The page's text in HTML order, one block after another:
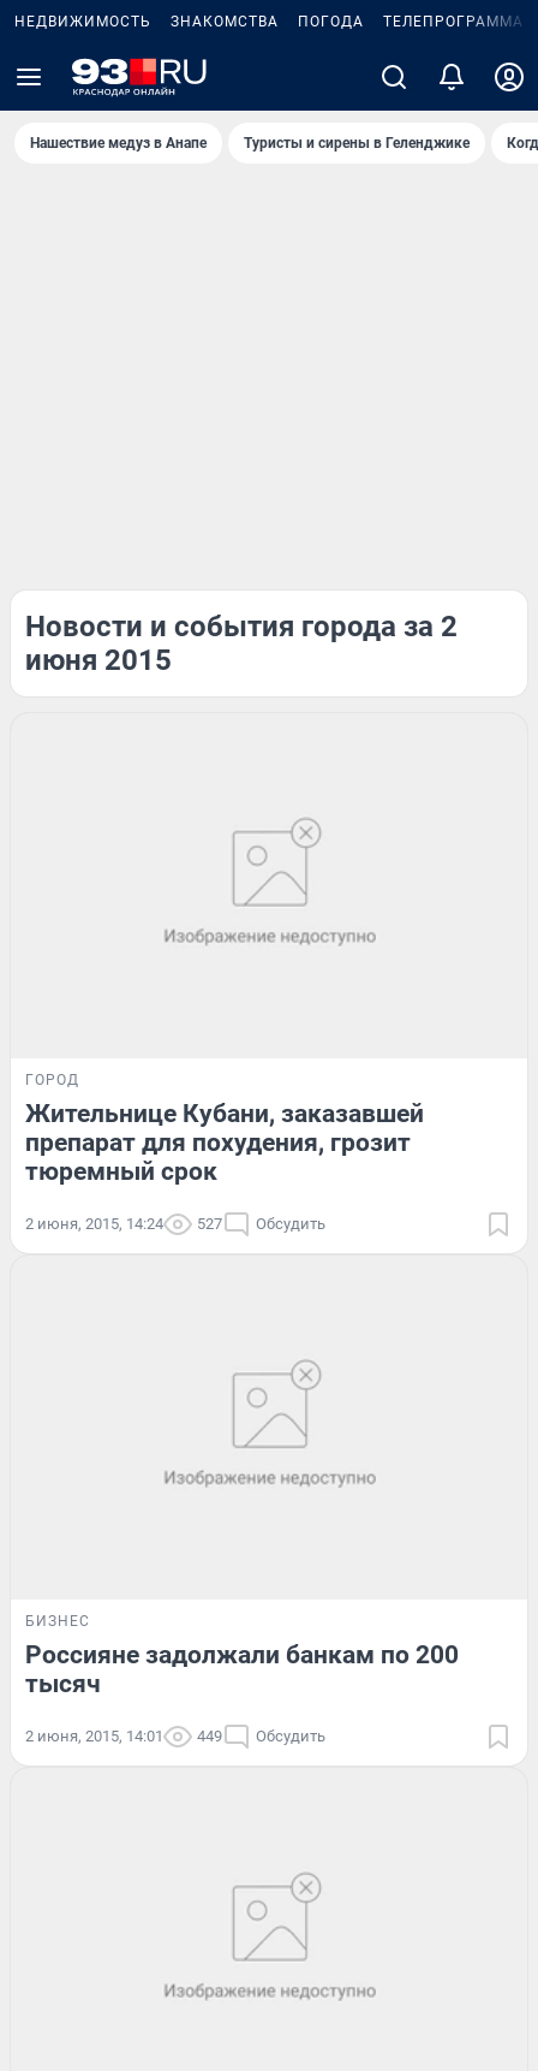
НЕДВИЖИМОСТЬ ЗНАКОМСТВА ПОГОДА ТЕЛЕПРОГРАММА
Нашествие медуз в Анапе Туристы и сирены в Геленджике
Новости и события города за 2
июня 2015
ГОРОД
Жительнице Кубани, заказавшей
препарат для похудения, грозит
тюремный срок
2 июня, 2015, 14:24 527 Обсудить
БИЗНЕС
Россияне задолжали банкам по 200
тысяч
2 июня, 2015, 14:01 449 Обсудить